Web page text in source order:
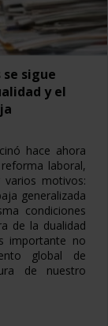
sigue
y el
hace ahora
laboral,
motivos:
generalizada
condiciones
de la dualidad
importante no
global de
de nuestro